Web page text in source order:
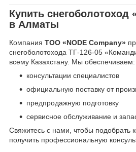
Купить снегоболотоход
в Алматы
Компания ТОО «NODE Company»
снегоболотохода ТГ-126-05
всему Казахстану. Мы обеспечиваем:
консультации специалистов
официальную поставку от
предпродажную подготовку
сервисное обслуживание и
Свяжитесь с нами, чтобы подобрать
получить профессиональную